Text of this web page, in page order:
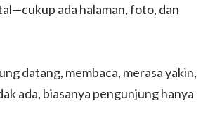
ada halaman, foto, dan
datang, membaca, merasa yakin,
ada, biasanya pengunjung hanya